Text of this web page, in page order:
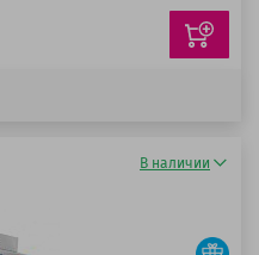
В наличии